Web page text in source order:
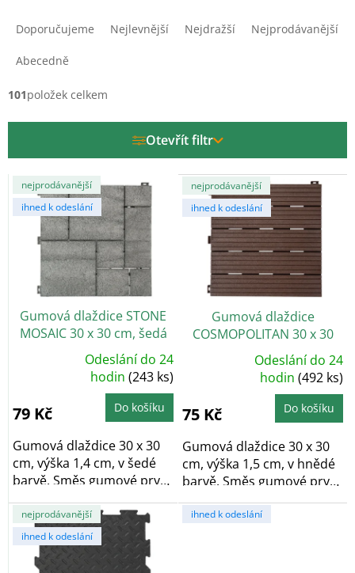
í
k
Doporučujeme Nejlevnější Nejdražší Nejprodávanější
Abecedně
101položek celkem
Otevřít filtr
ý
p
nejprodávanější
ihned k odeslání
Gumová dlaždice STONE
MOSAIC 30 x 30 cm, šedá
5,0
z
5
Odeslání do 24
hodin(243 ks)
79 Kč Do košíku
Gumová dlaždice 30 x 30
cm, výška 1,4 cm, v šedé
barvě. Směs gumové pryže
nejprodávanější
ihned k odeslání
Gumová dlaždice
COSMOPOLITAN 30 x 30
cm, hnědá
5,0
z
5
Odeslání do 24
hodin(492 ks)
75 Kč Do košíku
Gumová dlaždice 30 x 30
cm, výška 1,5 cm, v hnědé
barvě. Směs gumové pryže
a...
nejprodávanější
ihned k odeslání
ihned k odeslání